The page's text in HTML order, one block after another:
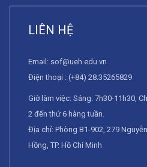
LIÊN HỆ
Email: sof@ueh.edu.vn
Điện thoại : (+84) 28.35265829
Giờ làm việc: Sáng: 7h30-11h30,
2 đến thứ 6 hàng tuần.
Địa chỉ: Phòng B1-902, 279
Hồng, TP. Hồ Chí Minh